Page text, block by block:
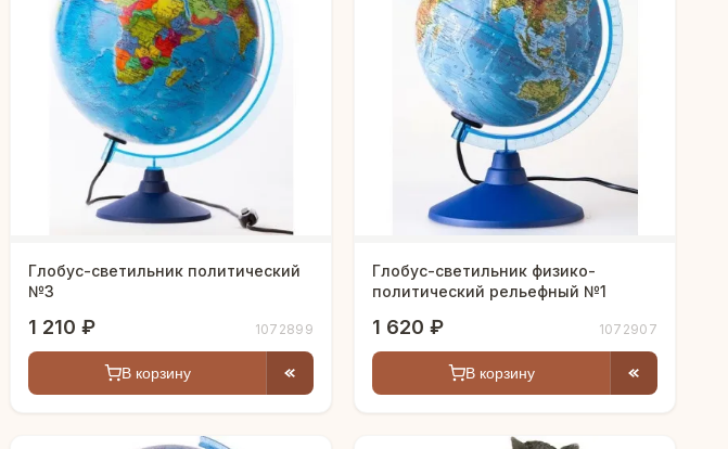
Глобус-светильник политический
№3
1 210 ₽ 1072899
В корзину
Глобус-светильник физико-
политический рельефный №1
1 620 ₽ 1072907
В корзину